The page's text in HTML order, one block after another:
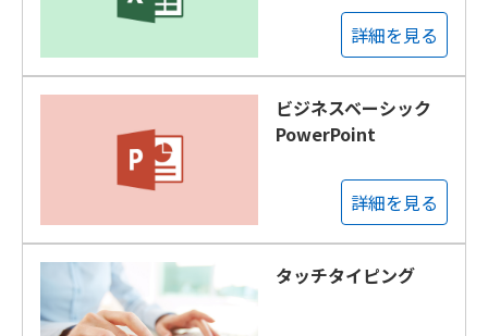
詳細を見る
ビジネスベーシック
PowerPoint
詳細を見る
タッチタイピング